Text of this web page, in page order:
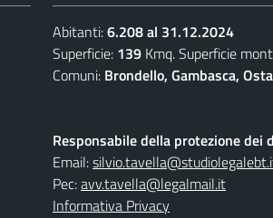
Abitanti:6.208 al 31.12.2024
Superficie: 139 Kmq. Superficie
Comuni: Brondello, Gambasca,
Responsabile della protezione dei
Email:
Pec:avv.tavella@legalmail.it
Informativa Privacy